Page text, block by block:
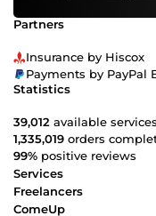
Partners
Insurance by Hiscox
Payments by PayPal
Statistics
39,012 available services
1,335,019 orders
99% positive reviews
Services
Freelancers
ComeUp